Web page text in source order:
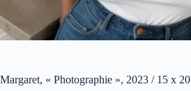
Margaret, « Photographie », 2023 / 15 x 20